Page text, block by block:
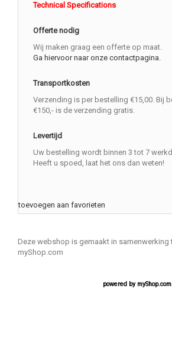
Technical Specifications
Offerte nodig
Wij maken graag een offerte op maat.
Ga hiervoor naar onze contactpagina.
Transportkosten
Verzending is per bestelling €15,00. Bij
€150,- is de verzending gratis.
Levertijd
Uw bestelling wordt binnen 3 tot 7
Heeft u spoed, laat het ons dan weten!
toevoegen aan favorieten
Deze webshop is gemaakt in samenwerking
myShop.com
powered by myShop.com